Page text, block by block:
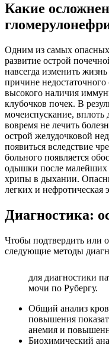
Какие
Одним из самых
развитие острой
навсегда изменить
причине
высокого наличия
клубочков почек. В
мочеиспускание, вплоть
вовремя не лечить
острой желудочковой
появиться вследствие
больного появляется
одышки после малейших
хрипы в дыхании.
легких и нефротическая
Диагностика:
Чтобы подтвердить или
следующие методы
для диагностики
мочи по Рубергу.
Общий анализ
повышения
анемия и
Биохимический